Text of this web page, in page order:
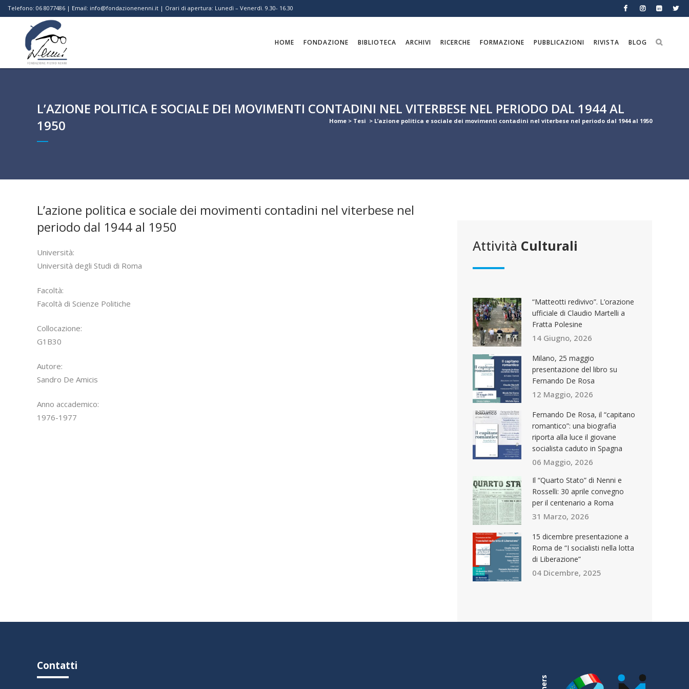
Telefono: 06 8077486 | Email: info@fondazionenenni.it | Orari di apertura: Lunedì – Venerdì. 9.30- 16.30
HOME FONDAZIONE BIBLIOTECA ARCHIVI RICERCHE FORMAZIONE PUBBLICAZIONI RIVISTA BLOG
L’AZIONE POLITICA E SOCIALE DEI MOVIMENTI CONTADINI NEL VITERBESE NEL PERIODO DAL 1944 AL
1950
Home > Tesi > L’azione politica e sociale dei movimenti contadini nel viterbese nel periodo dal 1944 al 1950
L’azione politica e sociale dei movimenti contadini nel viterbese nel
periodo dal 1944 al 1950
Università:
Università degli Studi di Roma
Facoltà:
Facoltà di Scienze Politiche
Collocazione:
G1B30
Autore:
Sandro De Amicis
Anno accademico:
1976-1977
Attività Culturali
“Matteotti redivivo”. L’orazione
ufficiale di Claudio Martelli a
Fratta Polesine
14 Giugno, 2026
Milano, 25 maggio
presentazione del libro su
Fernando De Rosa
12 Maggio, 2026
Fernando De Rosa, il “capitano
romantico”: una biografia
riporta alla luce il giovane
socialista caduto in Spagna
06 Maggio, 2026
Il “Quarto Stato” di Nenni e
Rosselli: 30 aprile convegno
per il centenario a Roma
31 Marzo, 2026
15 dicembre presentazione a
Roma de “I socialisti nella lotta
di Liberazione”
04 Dicembre, 2025
Contatti